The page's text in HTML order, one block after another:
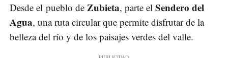
Desde el pueblo de Zubieta, parte el Sendero del
Agua, una ruta circular que permite disfrutar de la
belleza del río y de los paisajes verdes del valle.